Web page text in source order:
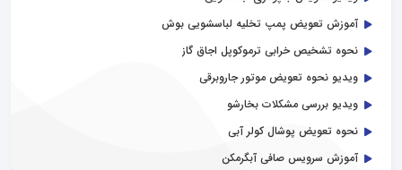
آموزش تعویض پمپ تخلیه لباسشویی بوش
نحوه تشخیص خرابی ترموکوپل اجاق گاز
ویدیو نحوه تعویض موتور جاروبرقی
ویدیو بررسی مشکلات بخارشو
نحوه تعویض پوشال کولر آبی
آموزش سرویس صافی آبگرمکن